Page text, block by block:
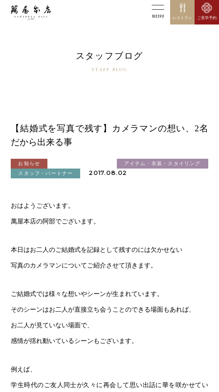
MENU ご見学予約
レストラン
スタッフブログ
STAFF BLOG
【結婚式を写真で残す】カメラマンの想い、2名
だから出来る事
お知らせ
アイテム・衣装・スタイリング
スタッフ・パートナー
2017.08.02
おはようございます。
萬屋本店の阿部でございます。
本日はお二人のご結婚式を記録として残すのには欠かせない
写真のカメラマンについてご紹介させて頂きます。
ご結婚式では様々な想いやシーンが生まれています。
そのシーンはお二人が直接立ち会うことのできる場面もあれば、
お二人が見ていない場面で、
感情が揺れ動いているシーンもございます。
例えば、
学生時代のご友人同士が久々に再会して思い出話に華を咲かせてい